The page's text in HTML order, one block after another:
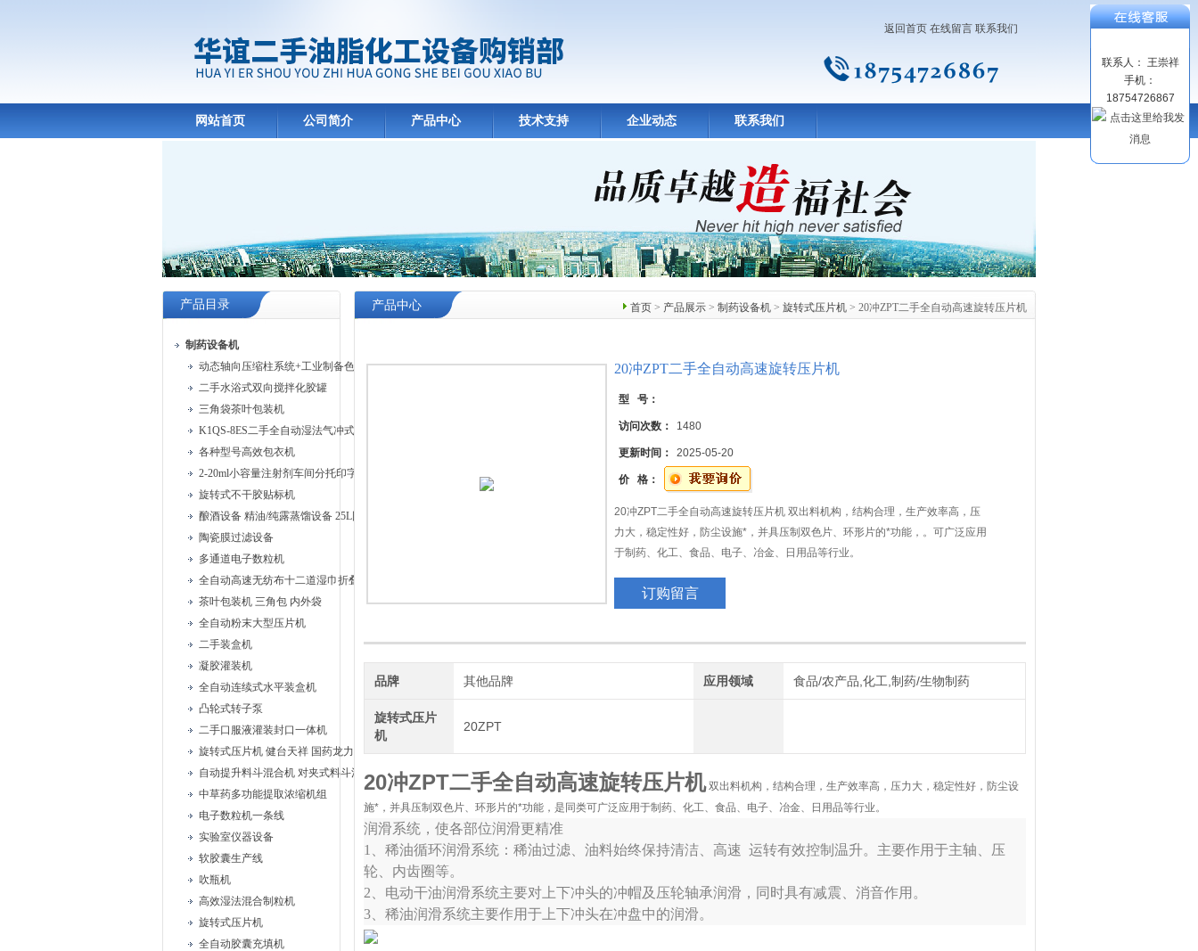
返回首页 在线留言 联系我们
网站首页 公司简介 产品中心 技术支持 企业动态 联系我们
产品目录
制药设备机
动态轴向压缩柱系统+工业制备色谱系统
二手水浴式双向搅拌化胶罐
三角袋茶叶包装机
K1QS-8ES二手全自动湿法气冲式胶塞清洗机
各种型号高效包衣机
2-20ml小容量注射剂车间分托印字安瓿联动机
旋转式不干胶贴标机
酿酒设备 精油/纯露蒸馏设备 25L固液蒸馏器、
陶瓷膜过滤设备
多通道电子数粒机
全自动高速无纺布十二道湿巾折叠机
茶叶包装机 三角包 内外袋
全自动粉末大型压片机
二手装盒机
凝胶灌装机
全自动连续式水平装盒机
凸轮式转子泵
二手口服液灌装封口一体机
旋转式压片机 健台天祥 国药龙力
自动提升料斗混合机 对夹式料斗混合机
中草药多功能提取浓缩机组
电子数粒机一条线
实验室仪器设备
软胶囊生产线
吹瓶机
高效湿法混合制粒机
旋转式压片机
全自动胶囊充填机
首页 > 产品展示 > 制药设备机 > 旋转式压片机 > 20冲ZPT二手全自动高速旋转压片机
产品中心
20冲ZPT二手全自动高速旋转压片机
型 号：
访问次数： 1480
更新时间： 2025-05-20
价 格：
20冲ZPT二手全自动高速旋转压片机 双出料机构，结构合理，生产效率高，压
力大，稳定性好，防尘设施*，并具压制双色片、环形片的*功能，。可广泛应用
于制药、化工、食品、电子、冶金、日用品等行业。
订购留言
品牌 其他品牌 应用领域 食品/农产品,化工,制药/生物制药
旋转式压片
机
20ZPT
20冲ZPT二手全自动高速旋转压片机双出料机构，结构合理，生产效率高，压力大，稳定性好，防尘设
施*，并具压制双色片、环形片的*功能，是同类可广泛应用于制药、化工、食品、电子、冶金、日用品等行业。
润滑系统，使各部位润滑更精准
1、稀油循环润滑系统：稀油过滤、油料始终保持清洁、高速 运转有效控制温升。主要作用于主轴、压
轮、内齿圈等。
2、电动干油润滑系统主要对上下冲头的冲帽及压轮轴承润滑，同时具有减震、消音作用。
3、稀油润滑系统主要作用于上下冲头在冲盘中的润滑。
联系人： 王崇祥
手机：
18754726867